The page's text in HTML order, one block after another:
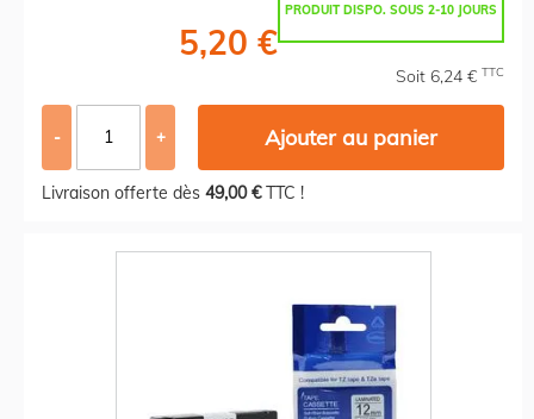
PRODUIT DISPO. SOUS 2-10 JOURS
5,20 €
Soit 6,24 € TTC
- + Ajouter au panier
Livraison offerte dès 49,00 €TTC !